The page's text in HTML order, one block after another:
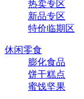
热卖专区
新品专区
特价临期区
休闲零食
膨化食品
饼干糕点
蜜饯坚果